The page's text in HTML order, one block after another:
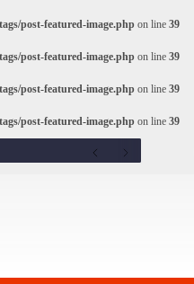
post-featured-image.php on line 39
post-featured-image.php on line 39
post-featured-image.php on line 39
post-featured-image.php on line 39